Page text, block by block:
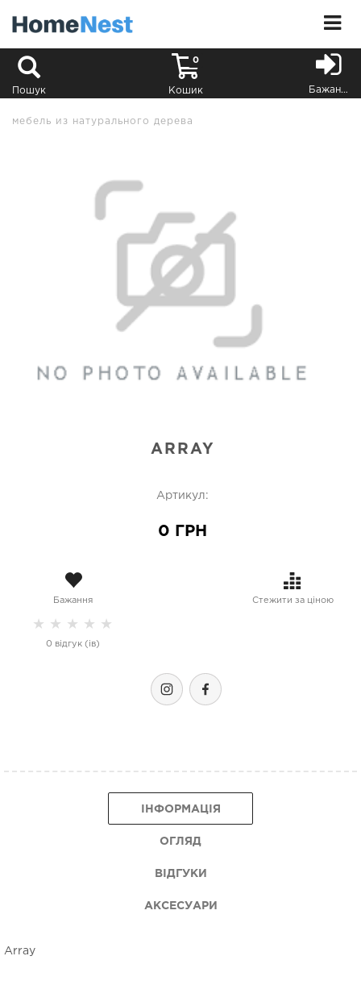
Пошук
0
Кошик Бажання
мебель из натурального дерева
ARRAY
Артикул:
0 ГРН
Бажання Стежити за ціною
★ ★ ★ ★ ★
0 відгук (ів)
ІНФОРМАЦІЯ
ОГЛЯД
ВІДГУКИ
АКСЕСУАРИ
Array